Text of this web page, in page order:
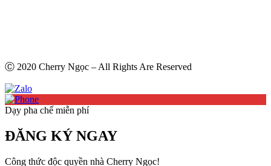
Ⓒ 2020 Cherry Ngọc – All Rights Are Reserved
Dạy pha chế miễn phí
ĐĂNG KÝ NGAY
Công thức độc quyền nhà Cherry Ngọc!